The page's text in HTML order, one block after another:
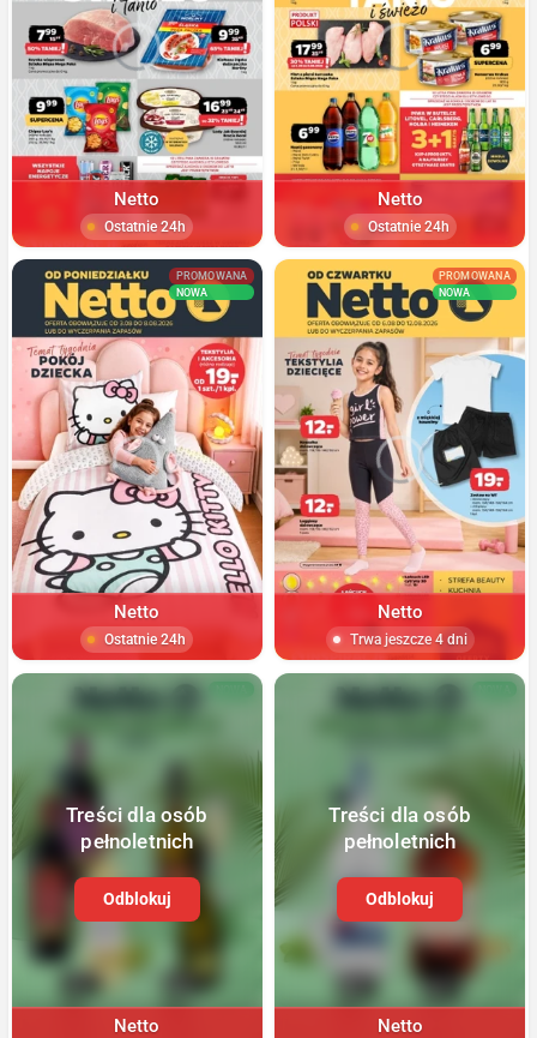
Netto
Ostatnie 24h
Netto
Ostatnie 24h
PROMOWANA
NOWA
Netto
Ostatnie 24h
PROMOWANA
NOWA
Netto
Trwa jeszcze 4 dni
Treści dla osób
pełnoletnich
Odblokuj
Netto
Treści dla osób
pełnoletnich
Odblokuj
Netto